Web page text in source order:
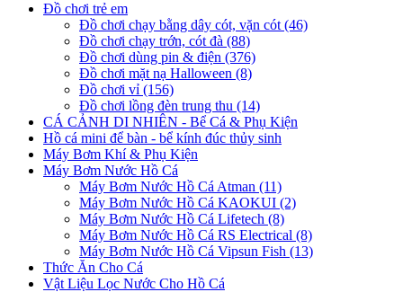
Đồ chơi trẻ em
Đồ chơi chạy bằng dây cót, vặn cót (46)
Đồ chơi chạy trớn, cót đà (88)
Đồ chơi dùng pin & điện (376)
Đồ chơi mặt nạ Halloween (8)
Đồ chơi vỉ (156)
Đồ chơi lồng đèn trung thu (14)
CÁ CẢNH DI NHIÊN - Bể Cá & Phụ Kiện
Hồ cá mini để bàn - bể kính đúc thủy sinh
Máy Bơm Khí & Phụ Kiện
Máy Bơm Nước Hồ Cá
Máy Bơm Nước Hồ Cá Atman (11)
Máy Bơm Nước Hồ Cá KAOKUI (2)
Máy Bơm Nước Hồ Cá Lifetech (8)
Máy Bơm Nước Hồ Cá RS Electrical (8)
Máy Bơm Nước Hồ Cá Vipsun Fish (13)
Thức Ăn Cho Cá
Vật Liệu Lọc Nước Cho Hồ Cá